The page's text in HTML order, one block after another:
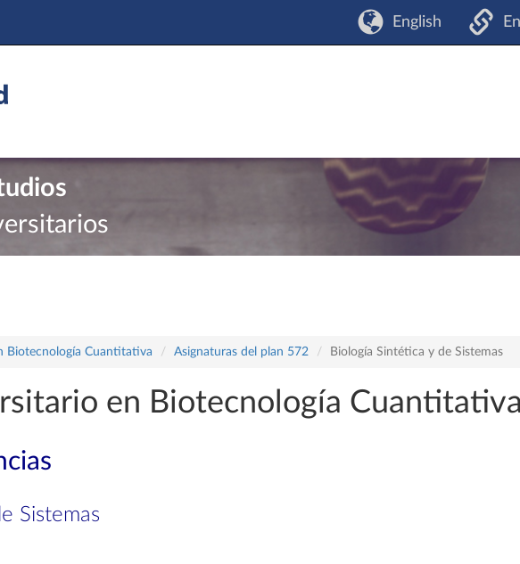
English
Biotecnología Cuantitativa Asignaturas del plan 572 Biología Sintética y de Sistemas
en Biotecnología
Sistemas